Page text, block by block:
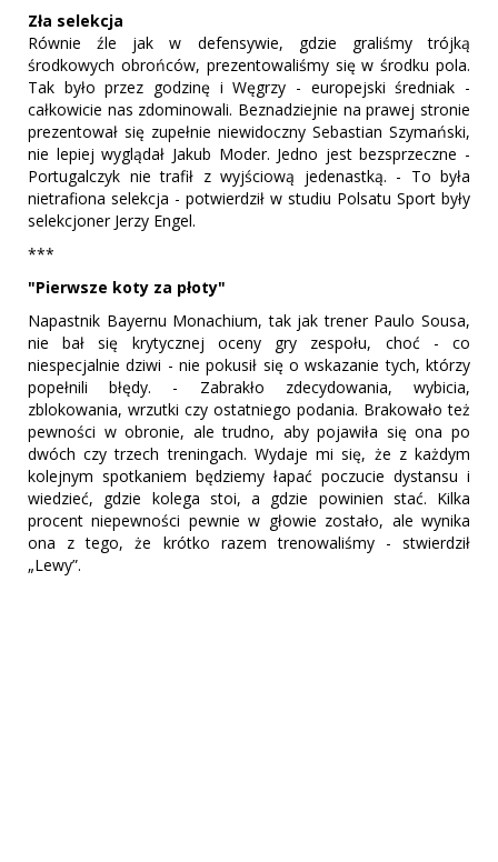
Zła selekcja
Równie źle jak w defensywie, gdzie graliśmy trójką
środkowych obrońców, prezentowaliśmy się w środku pola.
Tak było przez godzinę i Węgrzy - europejski średniak -
całkowicie nas zdominowali. Beznadziejnie na prawej stronie
prezentował się zupełnie niewidoczny Sebastian Szymański,
nie lepiej wyglądał Jakub Moder. Jedno jest bezsprzeczne -
Portugalczyk nie trafił z wyjściową jedenastką. - To była
nietrafiona selekcja - potwierdził w studiu Polsatu Sport były
selekcjoner Jerzy Engel.
***
"Pierwsze koty za płoty"
Napastnik Bayernu Monachium, tak jak trener Paulo Sousa,
nie bał się krytycznej oceny gry zespołu, choć - co
niespecjalnie dziwi - nie pokusił się o wskazanie tych, którzy
popełnili błędy. - Zabrakło zdecydowania, wybicia,
zblokowania, wrzutki czy ostatniego podania. Brakowało też
pewności w obronie, ale trudno, aby pojawiła się ona po
dwóch czy trzech treningach. Wydaje mi się, że z każdym
kolejnym spotkaniem będziemy łapać poczucie dystansu i
wiedzieć, gdzie kolega stoi, a gdzie powinien stać. Kilka
procent niepewności pewnie w głowie zostało, ale wynika
ona z tego, że krótko razem trenowaliśmy - stwierdził
„Lewy”.